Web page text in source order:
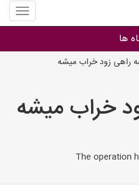
منوی
سایت
برقی
ها
ها
راهی زود خراب میشه
خراب میشه